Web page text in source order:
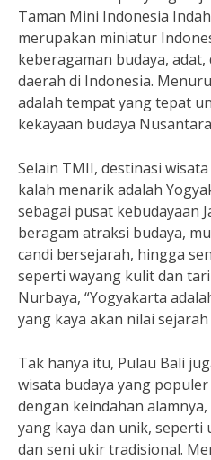
Taman Mini Indonesia
merupakan miniatur
keberagaman budaya,
daerah di Indonesia.
adalah tempat yang tepat
kekayaan budaya
Selain TMII, destinasi
kalah menarik adalah
sebagai pusat kebudayaan
beragam atraksi budaya,
candi bersejarah, hingga
seperti wayang kulit dan
Nurbaya, “Yogyakarta
yang kaya akan nilai
Tak hanya itu, Pulau Bali
wisata budaya yang
dengan keindahan
yang kaya dan unik, seperti
dan seni ukir tradisional.